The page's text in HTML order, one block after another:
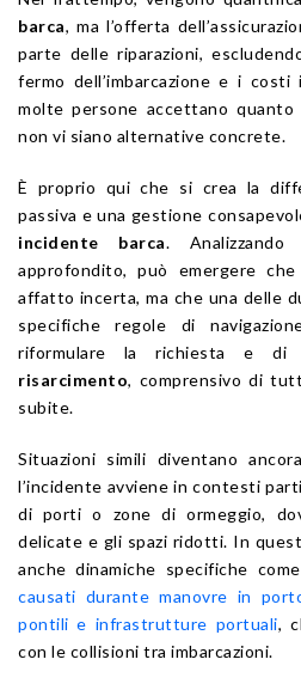
barca, ma l’offerta
parte delle riparazioni,
fermo dell’imbarcazione e i
molte persone accettano
non vi siano alternative concrete.
È proprio qui che si crea la
passiva e una gestione
incidente barca.
approfondito, può emergere
affatto incerta, ma che una delle
specifiche regole di
riformulare la richiesta e
risarcimento, comprensivo di
subite.
Situazioni simili diventano
l’incidente avviene in contesti
di porti o zone di ormeggio,
delicate e gli spazi ridotti. In
anche dinamiche specifiche
causati durante manovre in
pontili e infrastrutture portuali,
con le collisioni tra imbarcazioni.